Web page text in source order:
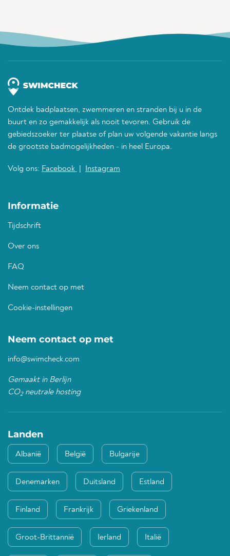
Ontdek badplaatsen, zwemmeren en stranden bij u in de
buurt en zo gemakkelijk als nooit tevoren. Gebruik de
gebiedszoeker ter plaatse of plan uw volgende vakantie langs
de grootste badmogelijkheden - in heel Europa.
Volg ons: Facebook Instagram
Informatie
Tijdschrift
Over ons
FAQ
Neem contact op met
Cookie-instellingen
Neem contact op met
info@swimcheck.com
Gemaakt in Berlijn
CO2neutrale hosting
Landen
Albanië België Bulgarije
Denemarken Duitsland Estland
Finland Frankrijk Griekenland
Groot-Brittannië Ierland Italië